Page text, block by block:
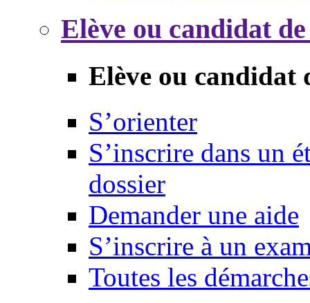
Elève ou candidat
Elève ou candidat
S’orienter
S’inscrire dans un
dossier
Demander une aide
S’inscrire à un
Toutes les